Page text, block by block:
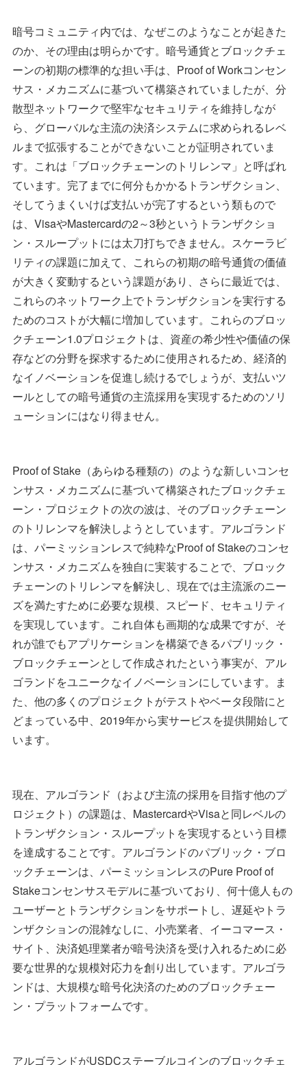
暗号コミュニティ内では、なぜこのようなことが起きた
のか、その理由は明らかです。暗号通貨とブロックチェ
ーンの初期の標準的な担い手は、Proof of Workコンセン
サス・メカニズムに基づいて構築されていましたが、分
散型ネットワークで堅牢なセキュリティを維持しなが
ら、グローバルな主流の決済システムに求められるレベ
ルまで拡張することができないことが証明されていま
す。これは「ブロックチェーンのトリレンマ」と呼ばれ
ています。完了までに何分もかかるトランザクション、
そしてうまくいけば支払いが完了するという類もので
は、VisaやMastercardの2～3秒というトランザクショ
ン・スループットには太刀打ちできません。スケーラビ
リティの課題に加えて、これらの初期の暗号通貨の価値
が大きく変動するという課題があり、さらに最近では、
これらのネットワーク上でトランザクションを実行する
ためのコストが大幅に増加しています。これらのブロッ
クチェーン1.0プロジェクトは、資産の希少性や価値の保
存などの分野を探求するために使用されるため、経済的
なイノベーションを促進し続けるでしょうが、支払いツ
ールとしての暗号通貨の主流採用を実現するためのソリ
ューションにはなり得ません。
Proof of Stake（あらゆる種類の）のような新しいコンセ
ンサス・メカニズムに基づいて構築されたブロックチェ
ーン・プロジェクトの次の波は、そのブロックチェーン
のトリレンマを解決しようとしています。アルゴランド
は、パーミッションレスで純粋なProof of Stakeのコンセ
ンサス・メカニズムを独自に実装することで、ブロック
チェーンのトリレンマを解決し、現在では主流派のニー
ズを満たすために必要な規模、スピード、セキュリティ
を実現しています。これ自体も画期的な成果ですが、そ
れが誰でもアプリケーションを構築できるパブリック・
ブロックチェーンとして作成されたという事実が、アル
ゴランドをユニークなイノベーションにしています。ま
た、他の多くのプロジェクトがテストやベータ段階にと
どまっている中、2019年から実サービスを提供開始して
います。
現在、アルゴランド（および主流の採用を目指す他のプ
ロジェクト）の課題は、MastercardやVisaと同レベルの
トランザクション・スループットを実現するという目標
を達成することです。アルゴランドのパブリック・ブロ
ックチェーンは、パーミッションレスのPure Proof of
Stakeコンセンサスモデルに基づいており、何十億人もの
ユーザーとトランザクションをサポートし、遅延やトラ
ンザクションの混雑なしに、小売業者、イーコマース・
サイト、決済処理業者が暗号決済を受け入れるために必
要な世界的な規模対応力を創り出しています。アルゴラ
ンドは、大規模な暗号化決済のためのブロックチェー
ン・プラットフォームです。
アルゴランドがUSDCステーブルコインのブロックチェ